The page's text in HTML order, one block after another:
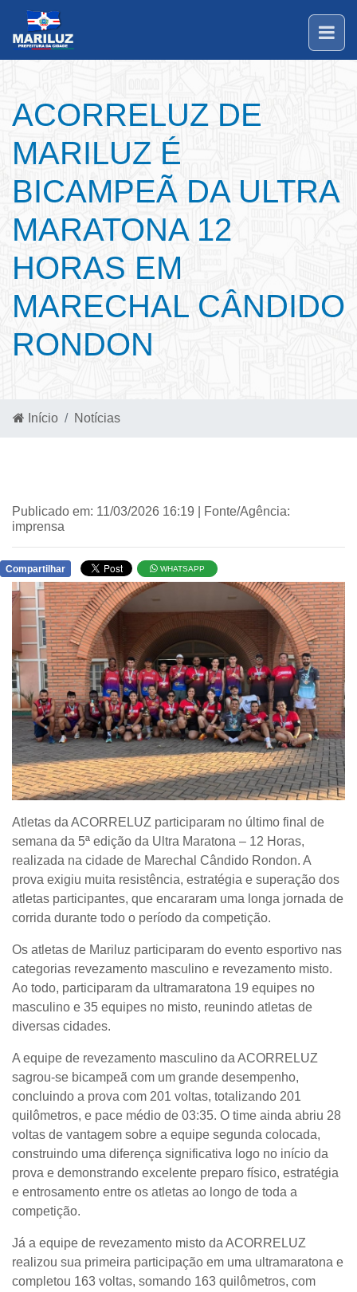
ACORRELUZ DE
MARILUZ É
BICAMPEÃ DA ULTRA
MARATONA 12
HORAS EM
MARECHAL CÂNDIDO
RONDON
Início Notícias
Publicado em: 11/03/2026 16:19 | Fonte/Agência:
imprensa
Compartilhar WHATSAPP
Atletas da ACORRELUZ participaram no último final de
semana da 5ª edição da Ultra Maratona – 12 Horas,
realizada na cidade de Marechal Cândido Rondon. A
prova exigiu muita resistência, estratégia e superação dos
atletas participantes, que encararam uma longa jornada de
corrida durante todo o período da competição.
Os atletas de Mariluz participaram do evento esportivo nas
categorias revezamento masculino e revezamento misto.
Ao todo, participaram da ultramaratona 19 equipes no
masculino e 35 equipes no misto, reunindo atletas de
diversas cidades.
A equipe de revezamento masculino da ACORRELUZ
sagrou-se bicampeã com um grande desempenho,
concluindo a prova com 201 voltas, totalizando 201
quilômetros, e pace médio de 03:35. O time ainda abriu 28
voltas de vantagem sobre a equipe segunda colocada,
construindo uma diferença significativa logo no início da
prova e demonstrando excelente preparo físico, estratégia
e entrosamento entre os atletas ao longo de toda a
competição.
Já a equipe de revezamento misto da ACORRELUZ
realizou sua primeira participação em uma ultramaratona e
completou 163 voltas, somando 163 quilômetros, com